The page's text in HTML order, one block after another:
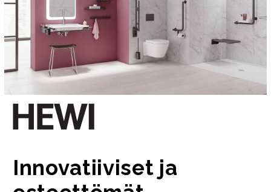
Innovatiiviset ja